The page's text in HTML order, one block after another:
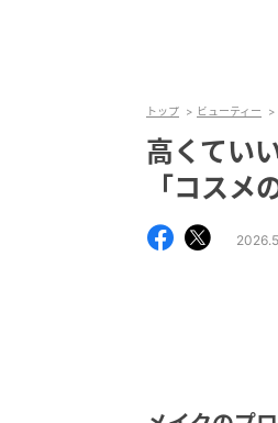
トップ ビューティー
高くてい
「コスメ